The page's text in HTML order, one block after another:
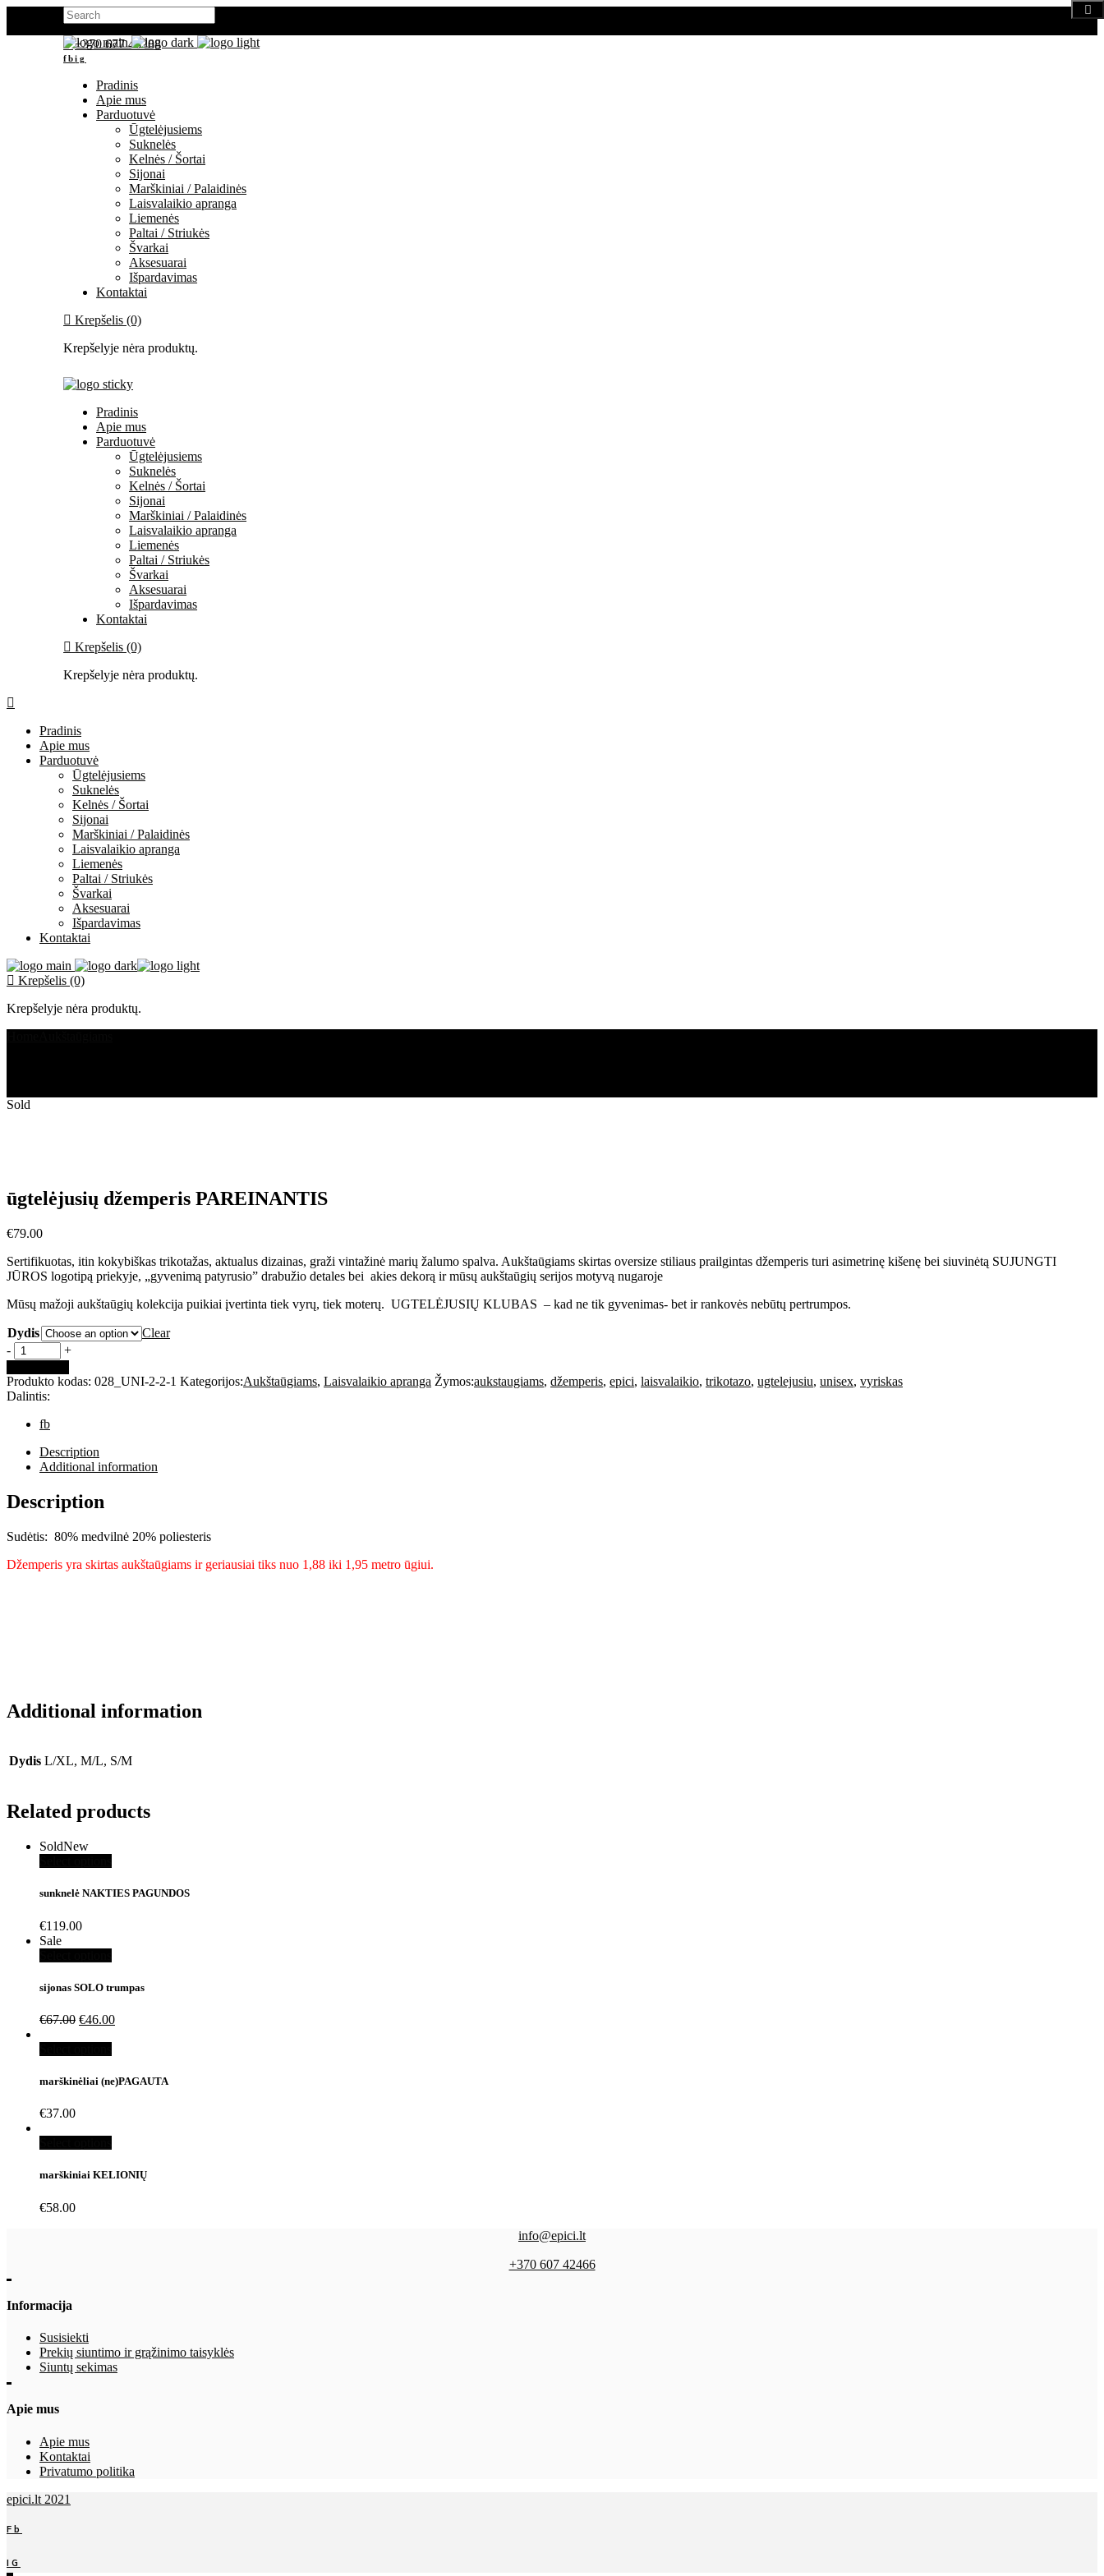
Search
for:
+370 677 48288
fbig
Pradinis
Apie mus
Parduotuvė
Ūgtelėjusiems
Suknelės
Kelnės / Šortai
Sijonai
Marškiniai / Palaidinės
Laisvalaikio apranga
Liemenės
Paltai / Striukės
Švarkai
Aksesuarai
Išpardavimas
Kontaktai
Krepšelis (0)
Krepšelyje nėra produktų.
Pradinis
Apie mus
Parduotuvė
Ūgtelėjusiems
Suknelės
Kelnės / Šortai
Sijonai
Marškiniai / Palaidinės
Laisvalaikio apranga
Liemenės
Paltai / Striukės
Švarkai
Aksesuarai
Išpardavimas
Kontaktai
Krepšelis (0)
Krepšelyje nėra produktų.
Pradinis
Apie mus
Parduotuvė
Ūgtelėjusiems
Suknelės
Kelnės / Šortai
Sijonai
Marškiniai / Palaidinės
Laisvalaikio apranga
Liemenės
Paltai / Striukės
Švarkai
Aksesuarai
Išpardavimas
Kontaktai
Krepšelis (0)
Krepšelyje nėra produktų.
Sold
ūgtelėjusių džemperis PAREINANTIS
€79.00
Sertifikuotas, itin kokybiškas trikotažas, aktualus dizainas, graži vintažinė marių žalumo spalva. Aukštaūgiams skirtas oversize stiliaus prailgintas džemperis turi asimetrinę kišenę bei siuvinėtą SUJUNGTI
JŪROS logotipą priekyje, „gyvenimą patyrusio” drabužio detales bei akies dekorą ir mūsų aukštaūgių serijos motyvą nugaroje
Mūsų mažoji aukštaūgių kolekcija puikiai įvertinta tiek vyrų, tiek moterų. UGTELĖJUSIŲ KLUBAS – kad ne tik gyvenimas- bet ir rankovės nebūtų pertrumpos.
Dydis
Clear
ūgtelėjusių
džemperis
PAREINANTIS
quantity
- +
Produkto kodas: 028_UNI-2-2-1 Kategorijos:Aukštaūgiams, Laisvalaikio apranga Žymos:aukstaugiams, džemperis, epici, laisvalaikio, trikotazo, ugtelejusiu, unisex, vyriskas
Dalintis:
fb
Description
Additional information
Description
Sudėtis: 80% medvilnė 20% poliesteris
Džemperis yra skirtas aukštaūgiams ir geriausiai tiks nuo 1,88 iki 1,95 metro ūgiui.
Additional information
Dydis L/XL, M/L, S/M
Related products
SoldNew
sunknelė NAKTIES PAGUNDOS
€119.00
Sale
sijonas SOLO trumpas
€67.00 €46.00
marškinėliai (ne)PAGAUTA
€37.00
marškiniai KELIONIŲ
€58.00
info@epici.lt
+370 607 42466
Informacija
Susisiekti
Prekių siuntimo ir grąžinimo taisyklės
Siuntų sekimas
Apie mus
Apie mus
Kontaktai
Privatumo politika
epici.lt 2021
Fb
IG